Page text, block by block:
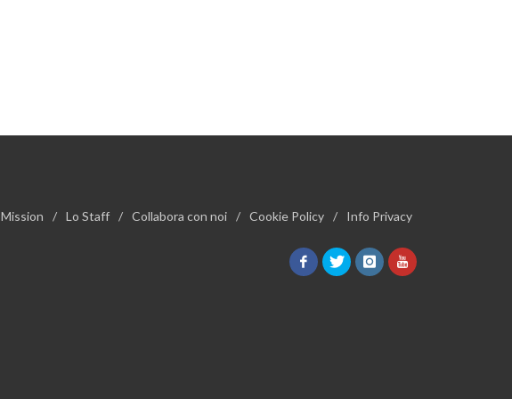
Mission / Lo Staff / Collabora con noi / Cookie Policy / Info Privacy